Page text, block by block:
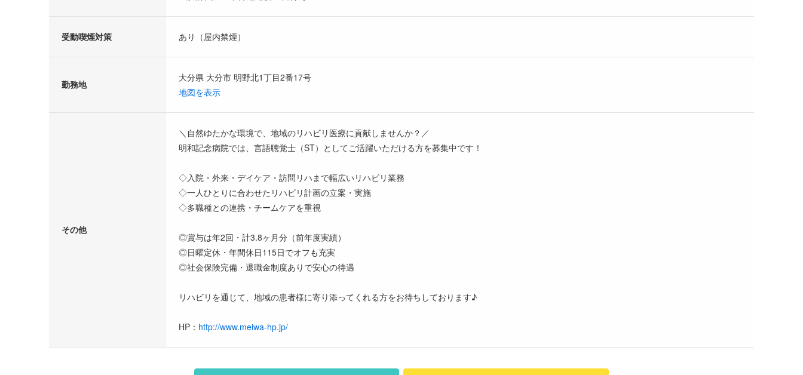
受動喫煙対策 あり（屋内禁煙）
勤務地
大分県 大分市 明野北1丁目2番17号
地図を表示
その他
＼自然ゆたかな環境で、地域のリハビリ医療に貢献しませんか？／
明和記念病院では、言語聴覚士（ST）としてご活躍いただける方を募集中です！
◇入院・外来・デイケア・訪問リハまで幅広いリハビリ業務
◇一人ひとりに合わせたリハビリ計画の立案・実施
◇多職種との連携・チームケアを重視
◎賞与は年2回・計3.8ヶ月分（前年度実績）
◎日曜定休・年間休日115日でオフも充実
◎社会保険完備・退職金制度ありで安心の待遇
リハビリを通じて、地域の患者様に寄り添ってくれる方をお待ちしております♪
HP： http://www.meiwa-hp.jp/